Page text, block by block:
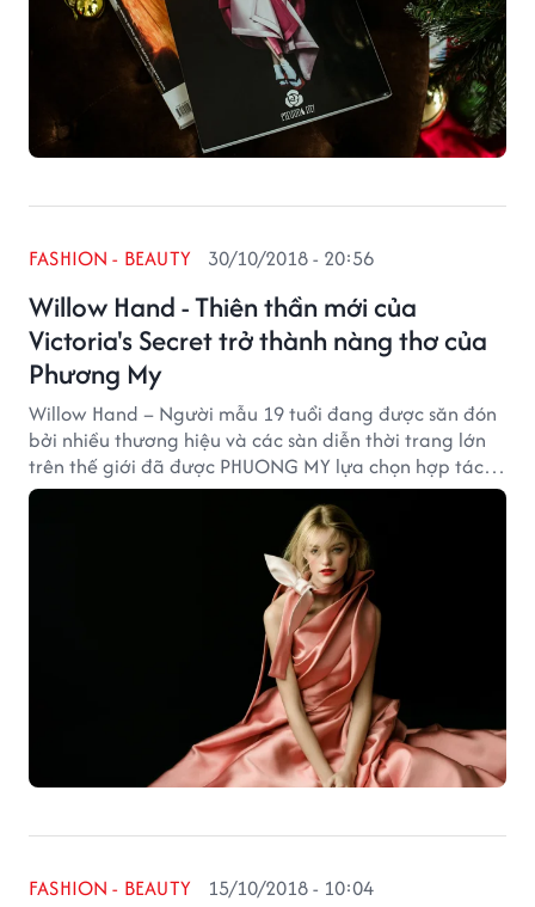
Willow Hand - Thiên thần mới của
Victoria's Secret trở thành nàng thơ của
Phương My
FASHION - BEAUTY 30/10/2018 - 20:56
Willow Hand – Người mẫu 19 tuổi đang được săn đón
bởi nhiều thương hiệu và các sàn diễn thời trang lớn
trên thế giới đã được PHUONG MY lựa chọn hợp tác
cho bộ hình mới nhất.
FASHION - BEAUTY 15/10/2018 - 10:04